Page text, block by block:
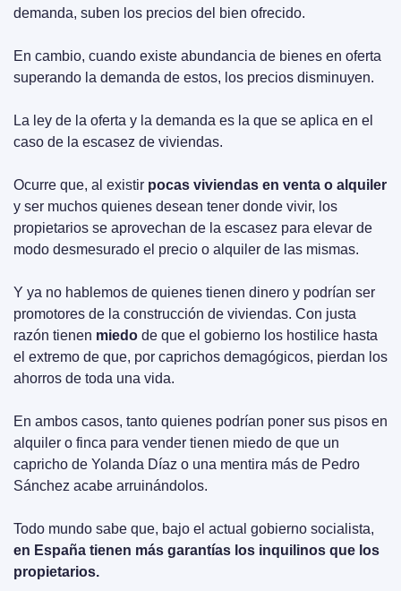
demanda, suben los precios del bien ofrecido.
En cambio, cuando existe abundancia de bienes en oferta
superando la demanda de estos, los precios disminuyen.
La ley de la oferta y la demanda es la que se aplica en el
caso de la escasez de viviendas.
Ocurre que, al existir
y ser muchos quienes desean tener donde vivir, los
propietarios se aprovechan de la escasez para elevar de
modo desmesurado el precio o alquiler de las mismas.
Y ya no hablemos de quienes tienen dinero y podrían ser
promotores de la construcción de viviendas. Con justa
razón tienen miedo de que el gobierno los hostilice hasta
el extremo de que, por caprichos demagógicos, pierdan los
ahorros de toda una vida.
En ambos casos, tanto quienes podrían poner sus pisos en
alquiler o finca para vender tienen miedo de que un
capricho de Yolanda Díaz o una mentira más de Pedro
Sánchez acabe arruinándolos.
en España tienen más garantías los inquilinos que los
propietarios.